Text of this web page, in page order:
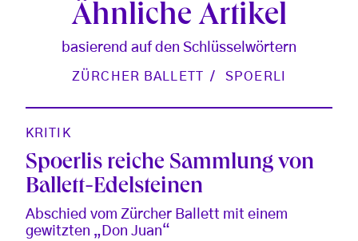
Ähnliche Artikel
basierend auf den Schlüsselwörtern
ZÜRCHER BALLETT SPOERLI
KRITIK
Spoerlis reiche Sammlung von
Ballett-Edelsteinen
Abschied vom Zürcher Ballett mit einem
gewitzten „Don Juan“